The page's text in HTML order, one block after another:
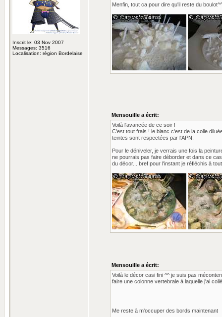
Inscrit le: 03 Nov 2007
Messages: 3516
Localisation: région Bordelaise
Menfin, tout ca pour dire qu'il reste du
Mensouille a écrit:
Voilà l'avancée de ce soir !
C'est tout frais ! le blanc c'est de la colle
teintes sont respectées par l'APN.
Pour le déniveler, je verrais une fois la
ne pourrais pas faire déborder et dans ce
du décor... bref pour l'instant je réfléchis à
Mensouille a écrit:
Voilà le décor casi fini ^^ je suis pas
faire une colonne vertebrale à laquelle j'ai
Me reste à m'occuper des bords maintenant